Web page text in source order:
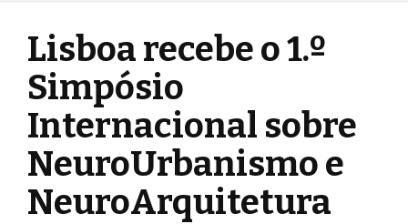
Lisboa recebe o 1.º
Simpósio
Internacional sobre
NeuroUrbanismo e
NeuroArquitetura